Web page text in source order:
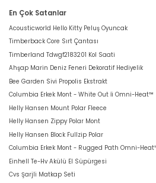
En Çok Satanlar
Acousticworld Hello Kitty Peluş Oyuncak
Timberback Core Sırt Çantası
Timberland Tdwgf2183201 Kol Saati
Ahşap Marin Deniz Feneri Dekoratif Hediyelik
Bee Garden Sivi Propolis Ekstrakt
Columbia Erkek Mont - White Out İi Omni-Heat™
Helly Hansen Mount Polar Fleece
Helly Hansen Zippy Polar Mont
Helly Hansen Block Fullzip Polar
Columbia Erkek Mont - Rugged Path Omni-
Einhell Te-Hv Akülü El Süpürgesi
Cvs Şarjli Matkap Seti